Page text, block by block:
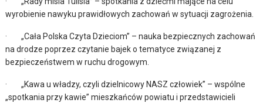
wyrobienie nawyku prawidłowych zachowań w sytuacji zagrożenia.
· „Cała Polska Czyta Dzieciom” – nauka bezpiecznych zachowań
na drodze poprzez czytanie bajek o tematyce związanej z
bezpieczeństwem w ruchu drogowym.
· „Kawa u władzy, czyli dzielnicowy NASZ człowiek” – wspólne
„spotkania przy kawie” mieszkańców powiatu i przedstawicieli